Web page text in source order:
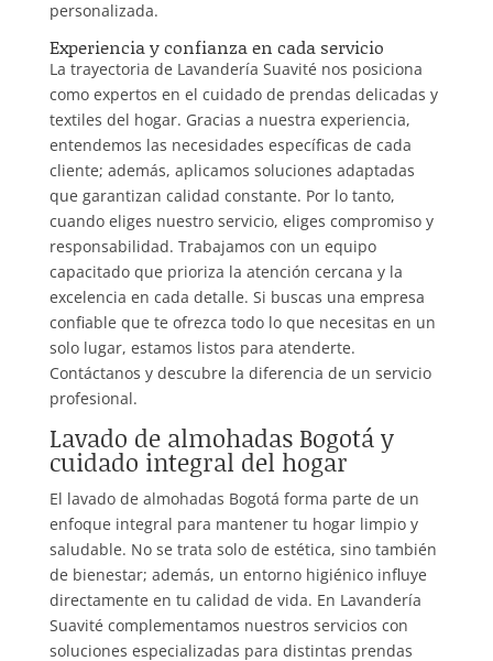
personalizada.
Experiencia y confianza en cada servicio
La trayectoria de Lavandería Suavité nos posiciona
como expertos en el cuidado de prendas delicadas y
textiles del hogar. Gracias a nuestra experiencia,
entendemos las necesidades específicas de cada
cliente; además, aplicamos soluciones adaptadas
que garantizan calidad constante. Por lo tanto,
cuando eliges nuestro servicio, eliges compromiso y
responsabilidad. Trabajamos con un equipo
capacitado que prioriza la atención cercana y la
excelencia en cada detalle. Si buscas una empresa
confiable que te ofrezca todo lo que necesitas en un
solo lugar, estamos listos para atenderte.
Contáctanos y descubre la diferencia de un servicio
profesional.
Lavado de almohadas Bogotá y
cuidado integral del hogar
El lavado de almohadas Bogotá forma parte de un
enfoque integral para mantener tu hogar limpio y
saludable. No se trata solo de estética, sino también
de bienestar; además, un entorno higiénico influye
directamente en tu calidad de vida. En Lavandería
Suavité complementamos nuestros servicios con
soluciones especializadas para distintas prendas